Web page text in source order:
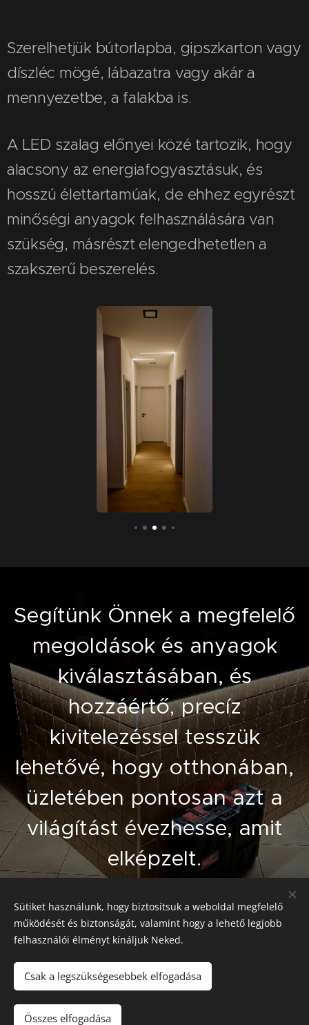
Szerelhetjük bútorlapba, gipszkarton vagy
díszléc mögé, lábazatra vagy akár a
mennyezetbe, a falakba is.
A LED szalag előnyei közé tartozik, hogy
alacsony az energiafogyasztásuk, és
hosszú élettartamúak, de ehhez egyrészt
minőségi anyagok felhasználására van
szükség, másrészt elengedhetetlen a
szakszerű beszerelés.
Segítünk Önnek a megfelelő
megoldások és anyagok
kiválasztásában, és
hozzáértő,precíz
kivitelezéssel tesszük
lehetővé, hogy otthonában,
üzletében pontosan azt a
világítást évezhesse, amit
elképzelt.
KAPCSOLAT
Sütiket használunk, hogy biztosítsuk a weboldal megfelelő
működését és biztonságát, valamint hogy a lehető legjobb
felhasználói élményt kínáljuk Neked.
Csak a legszükségesebbek elfogadása
Összes elfogadása